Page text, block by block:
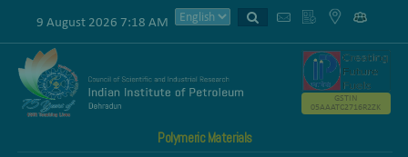
9 August 2026 7:18 AM
Polymeric Materials
GSTIN
05AAATC2716R2ZK